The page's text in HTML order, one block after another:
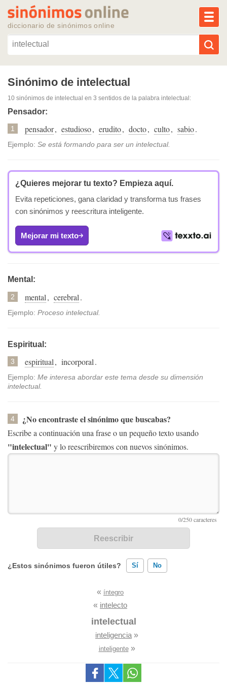
diccionario de sinónimos online
Reescribir texto con IA
Sinónimos populares
Temas populares
Sinónimo de intelectual
10 sinónimos de intelectual en 3 sentidos de la palabra intelectual:
Pensador:
1 pensador, estudioso, erudito, docto, culto, sabio.
Ejemplo: Se está formando para ser un intelectual.
¿Quieres mejorar tu texto? Empieza aquí.
Evita repeticiones, gana claridad y transforma tus frases
con sinónimos y reescritura inteligente.
Mejorar mi texto
Mental:
2 mental, cerebral.
Ejemplo: Proceso intelectual.
Espiritual:
3 espiritual, incorporal.
Ejemplo: Me interesa abordar este tema desde su dimensión
intelectual.
4 ¿No encontraste el sinónimo que buscabas?
Escribe a continuación una frase o un pequeño texto usando
"intelectual" y lo reescribiremos con nuevos sinónimos.
¿Estos sinónimos fueron útiles? Sí No
Existen sinónimos incorrectos
Ninguno de los sinónimos presentados me ayudó
« íntegro
« intelecto
intelectual
inteligencia»
inteligente»